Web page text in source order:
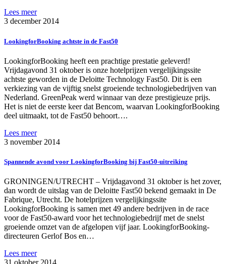
Lees meer
3 december 2014
LookingforBooking achtste in de Fast50
LookingforBooking heeft een prachtige prestatie geleverd!
Vrijdagavond 31 oktober is onze hotelprijzen vergelijkingssite
achtste geworden in de Deloitte Technology Fast50. Dit is een
verkiezing van de vijftig snelst groeiende technologiebedrijven van
Nederland. GreenPeak werd winnaar van deze prestigieuze prijs.
Het is niet de eerste keer dat Bencom, waarvan LookingforBooking
deel uitmaakt, tot de Fast50 behoort….
Lees meer
3 november 2014
Spannende avond voor LookingforBooking bij Fast50-uitreiking
GRONINGEN/UTRECHT – Vrijdagavond 31 oktober is het zover,
dan wordt de uitslag van de Deloitte Fast50 bekend gemaakt in De
Fabrique, Utrecht. De hotelprijzen vergelijkingssite
LookingforBooking is samen met 49 andere bedrijven in de race
voor de Fast50-award voor het technologiebedrijf met de snelst
groeiende omzet van de afgelopen vijf jaar. LookingforBooking-
directeuren Gerlof Bos en…
Lees meer